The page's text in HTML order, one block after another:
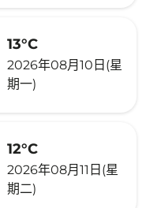
13°C
2026年08月10日(星
期一)
12°C
2026年08月11日(星
期二)